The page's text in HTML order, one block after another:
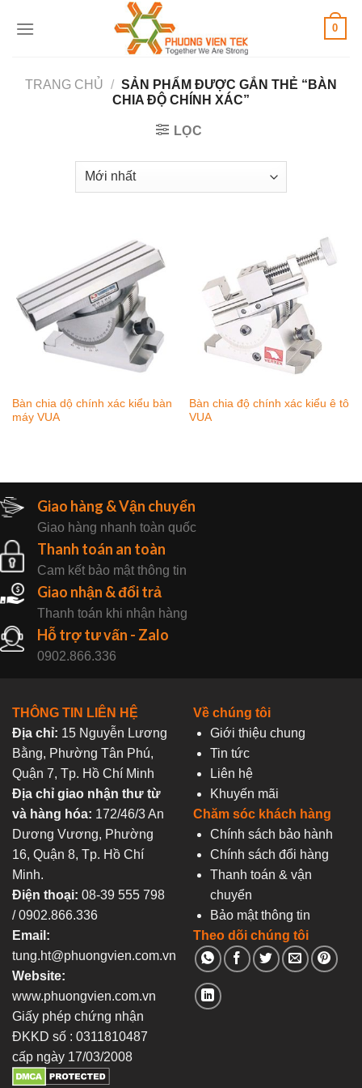
0
TRANG CHỦ / SẢN PHẨM ĐƯỢC GẮN THẺ “BÀN
CHIA ĐỘ CHÍNH XÁC”
LỌC
Bàn chia dộ chính xác kiểu bàn
máy VUA
Bàn chia độ chính xác kiểu ê tô
VUA
Giao hàng & Vận chuyển
Giao hàng nhanh toàn quốc
Thanh toán an toàn
Cam kết bảo mật thông tin
Giao nhận & đổi trả
Thanh toán khi nhận hàng
Hỗ trợ tư vấn - Zalo
0902.866.336
THÔNG TIN LIÊN HỆ
Địa chỉ: 15 Nguyễn Lương
Bằng, Phường Tân Phú,
Quận 7, Tp. Hồ Chí Minh
Địa chỉ giao nhận thư từ
và hàng hóa: 172/46/3 An
Dương Vương, Phường
16, Quận 8, Tp. Hồ Chí
Minh.
Điện thoại: 08-39 555 798
/ 0902.866.336
Email:
tung.ht@phuongvien.com.vn
Website:
www.phuongvien.com.vn
Giấy phép chứng nhận
ĐKKD số : 0311810487
cấp ngày 17/03/2008
Về chúng tôi
Giới thiệu chung
Tin tức
Liên hệ
Khuyến mãi
Chăm sóc khách hàng
Chính sách bảo hành
Chính sách đổi hàng
Thanh toán & vận
chuyển
Bảo mật thông tin
Theo dõi chúng tôi